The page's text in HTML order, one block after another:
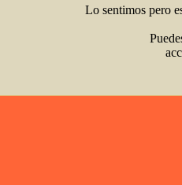
Lo sentimos pero